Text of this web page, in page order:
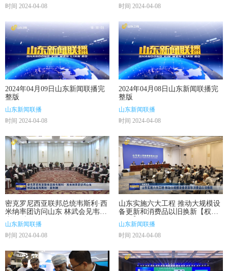
时间 2024-04-08
时间 2024-04-08
2024年04月09日山东新闻联播完
整版
山东新闻联播
时间 2024-04-08
2024年04月08日山东新闻联播完
整版
山东新闻联播
时间 2024-04-08
密克罗尼西亚联邦总统韦斯利·西
米纳率团访问山东 林武会见韦斯
利·西米纳
山东新闻联播
时间 2024-04-08
山东实施六大工程 推动大规模设
备更新和消费品以旧换新【权威
发布】
山东新闻联播
时间 2024-04-08